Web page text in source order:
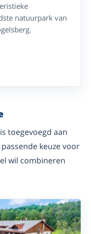
natuurpark van
toegevoegd aan
keuze voor
wil combineren